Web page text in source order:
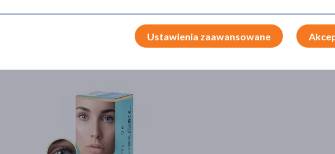
4299 zł
Zobacz
Ustawienia zaawansowane